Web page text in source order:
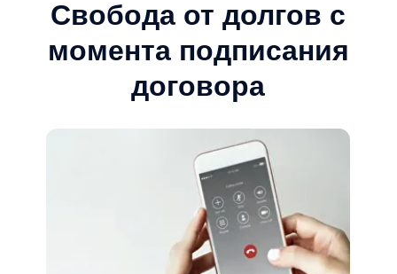
С первого дня – никаких
звонков коллекторов
Остановим аресты и